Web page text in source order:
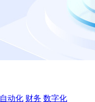
自动化 财务 数字化